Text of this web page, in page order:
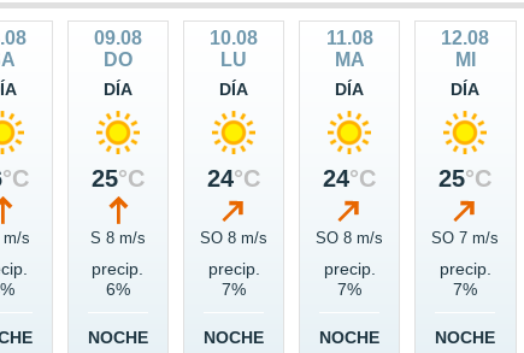
°C
m/s
09.08
DO
DÍA
25°C
S 8 m/s
precip.
6%
NOCHE
10.08
LU
DÍA
24°C
SO 8 m/s
precip.
7%
NOCHE
11.08
MA
DÍA
24°C
SO 8 m/s
precip.
7%
NOCHE
12.08
MI
DÍA
25°C
SO 7 m/s
precip.
7%
NOCHE